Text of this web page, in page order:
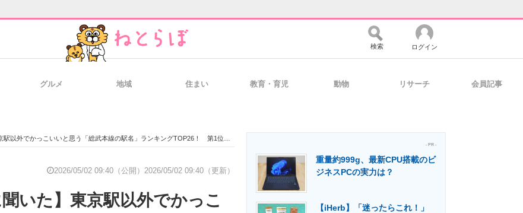
経営リーダーのコミュニティ マーケ×ITの今がよく分かる
検索 ログイン
グルメ 地域 住まい 教育・育児 動物 リサーチ 会員記事
かっこいいと思う「総武本線の駅名」ランキングTOP26！ 第1位は「錦糸町」【2026年最新調査結果】
2026/05/02 09:40（公開） 2026/05/02 09:40（更新）
聞いた】東京駅以外でかっこ
- PR -
重量約999g、最新CPU搭載のビ
ジネスPCの実力は？
【iHerb】「迷ったらこれ！」